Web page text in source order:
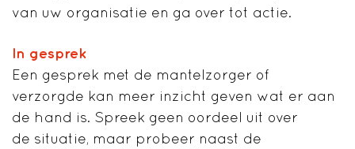
van uw organisatie en ga over tot actie.
In gesprek
Een gesprek met de mantelzorger of
verzorgde kan meer inzicht geven wat er aan
de hand is. Spreek geen oordeel uit over
de situatie, maar probeer naast de